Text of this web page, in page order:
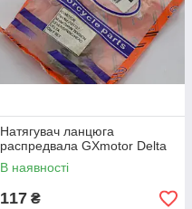
Натягувач ланцюга
распредвала GXmotor Delta
В наявності
117 ₴